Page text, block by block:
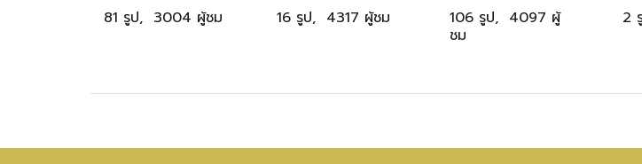
81 รูป, 3004 ผู้ชม 16 รูป, 4317 ผู้ชม
106 รูป, 4097 ผู้
ชม
2